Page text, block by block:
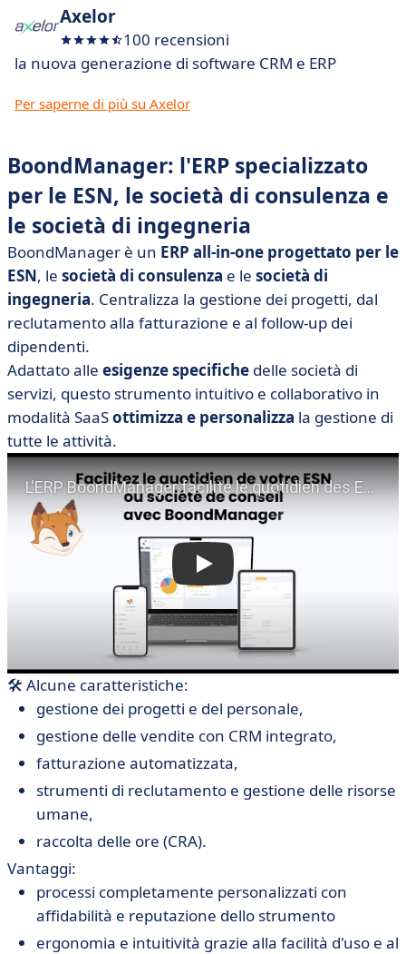
Axelor
100 recensioni
la nuova generazione di software CRM e ERP
Per saperne di più su Axelor
BoondManager: l'ERP specializzato
per le ESN, le società di consulenza e
le società di ingegneria
BoondManager è un ERP all-in-one progettato per le
ESN, le società di consulenza e le società di
ingegneria. Centralizza la gestione dei progetti, dal
reclutamento alla fatturazione e al follow-up dei
dipendenti.
Adattato alle esigenze specifiche delle società di
servizi, questo strumento intuitivo e collaborativo in
modalità SaaSottimizza e personalizza la gestione di
tutte le attività.
🛠 Alcune caratteristiche:
gestione dei progetti e del personale,
gestione delle vendite con CRM integrato,
fatturazione automatizzata,
strumenti di reclutamento e gestione delle risorse
umane,
raccolta delle ore (CRA).
Vantaggi:
processi completamente personalizzati con
affidabilità e reputazione dello strumento
ergonomia e intuitività grazie alla facilità d'uso e al